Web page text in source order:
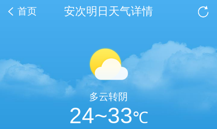
安次明日天气详情
首页
多云转阴
24~33℃